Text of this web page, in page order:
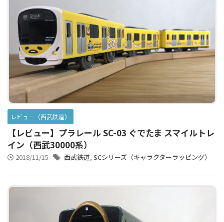
レビュー（西武鉄道）
【レビュー】プラレール SC-03 ぐでたま スマイルトレ
イン（西武30000系）
2018/11/15 西武鉄道, SCシリーズ（キャラクターラッピング）